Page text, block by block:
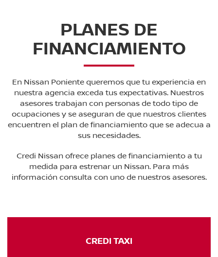
PLANES DE
FINANCIAMIENTO
En Nissan Poniente queremos que tu experiencia en
nuestra agencia exceda tus expectativas. Nuestros
asesores trabajan con personas de todo tipo de
ocupaciones y se aseguran de que nuestros clientes
encuentren el plan de financiamiento que se adecua a
sus necesidades.
Credi Nissan ofrece planes de financiamiento a tu
medida para estrenar un Nissan. Para más
información consulta con uno de nuestros asesores.
CREDI TAXI